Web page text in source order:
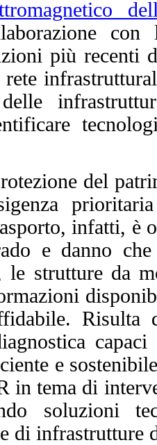
più recenti
del
infatti, è
e danno
le strutture da
Risulta
e
in tema di
soluzioni
di infrastrutture